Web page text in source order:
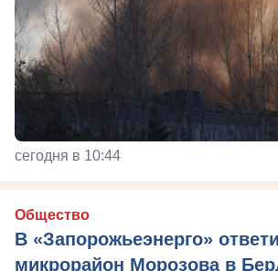
сегодня в 10:44
Общество
В «Запорожьеэнерго»
микрорайон Морозова в